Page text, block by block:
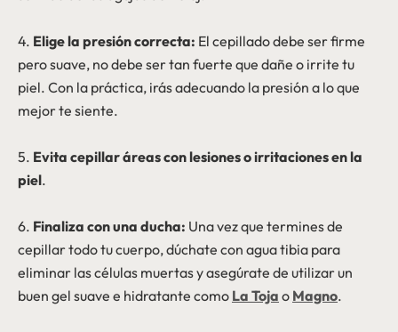
4. Elige la presión correcta: El cepillado debe ser firme
pero suave, no debe ser tan fuerte que dañe o irrite tu
piel. Con la práctica, irás adecuando la presión a lo que
mejor te siente.
5. Evita cepillar áreas con lesiones o irritaciones en la
piel.
6. Finaliza con una ducha: Una vez que termines de
cepillar todo tu cuerpo, dúchate con agua tibia para
eliminar las células muertas y asegúrate de utilizar un
buen gel suave e hidratante como La Toja o Magno.